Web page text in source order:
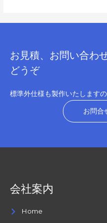
お見積、お問い合わ
どうぞ
標準外仕様も製作いたします
お問合
会社案内
Home